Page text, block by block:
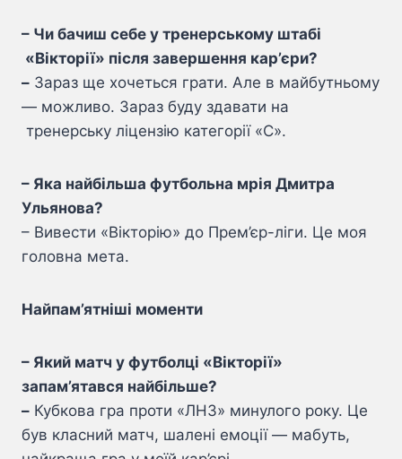
– Чи бачиш себе у тренерському штабі
«Вікторії» після завершення кар’єри?
– Зараз ще хочеться грати. Але в майбутньому
— можливо. Зараз буду здавати на
тренерську ліцензію категорії «С».
– Яка найбільша футбольна мрія Дмитра
Ульянова?
– Вивести «Вікторію» до Прем’єр-ліги. Це моя
головна мета.
Найпам’ятніші моменти
– Який матч у футболці «Вікторії»
запам’ятався найбільше?
– Кубкова гра проти «ЛНЗ» минулого року. Це
був класний матч, шалені емоції — мабуть,